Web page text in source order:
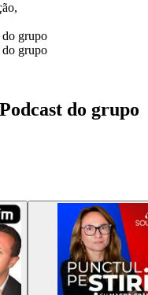
grupo
grupo
do grupo